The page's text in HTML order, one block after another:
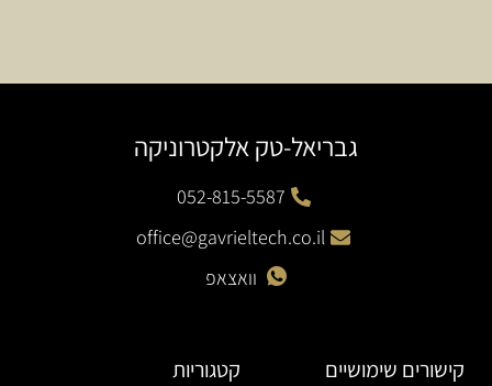
גבריאל-טק אלקטרוניקה
052-815-5587
office@gavrieltech.co.il
וואצאפ
קישורים שימושיים קטגוריות